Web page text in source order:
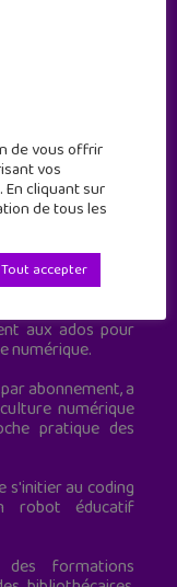
numérique
aux ados pour
numérique.
abonnement, a
numérique
pratique des
s'initier au coding
robot éducatif
formations
de vous offrir
vos
cliquant sur
de tous les
Tout accepter